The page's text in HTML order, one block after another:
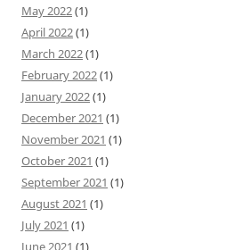
May 2022(1)
April 2022(1)
March 2022(1)
February 2022(1)
January 2022(1)
December 2021 (1)
November 2021 (1)
October 2021 (1)
September 2021 (1)
August 2021 (1)
July 2021 (1)
June 2021 (1)